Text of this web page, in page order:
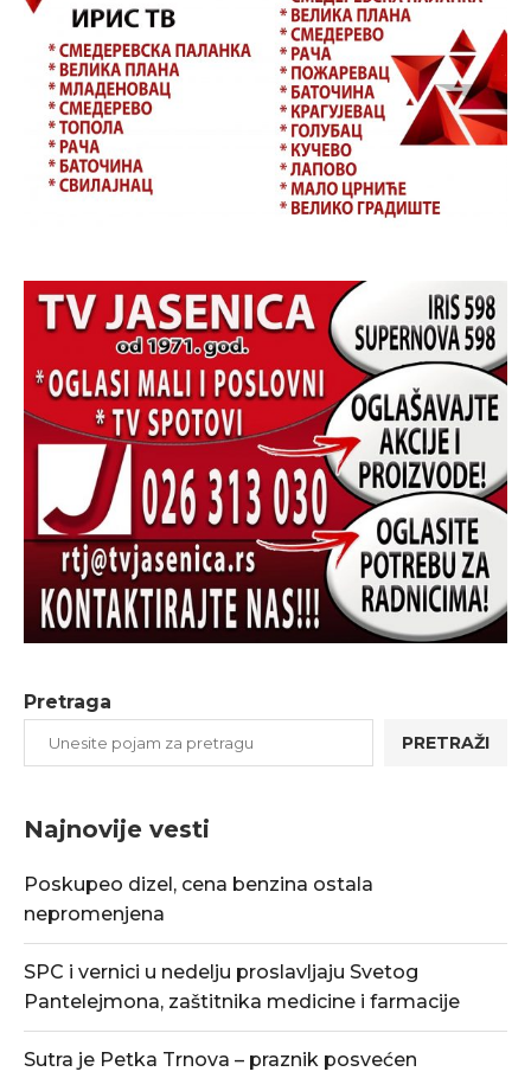
Pretraga
PRETRAŽI
Najnovije vesti
Poskupeo dizel, cena benzina ostala
nepromenjena
SPC i vernici u nedelju proslavljaju Svetog
Pantelejmona, zaštitnika medicine i farmacije
Sutra je Petka Trnova – praznik posvećen